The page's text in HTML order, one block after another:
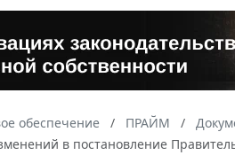
обеспечение ПРАЙМ
в постановление